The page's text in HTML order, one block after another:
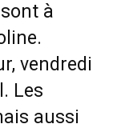
à
vendredi
Les
aussi